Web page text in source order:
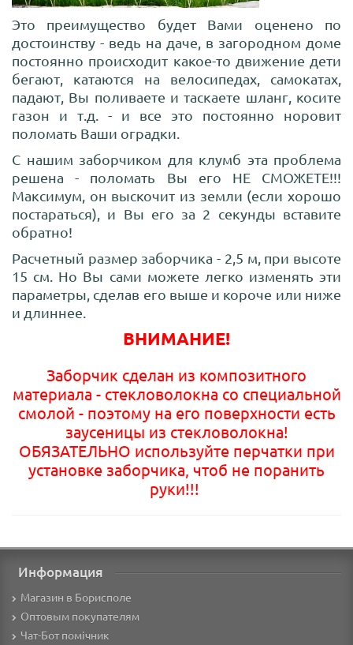
Это преимущество будет Вами оценено по
достоинству - ведь на даче, в загородном доме
постоянно происходит какое-то движение дети
бегают, катаются на велосипедах, самокатах,
падают, Вы поливаете и таскаете шланг, косите
газон и т.д. - и все это постоянно норовит
поломать Ваши оградки.
С нашим заборчиком для клумб эта проблема
решена - поломать Вы его НЕ СМОЖЕТЕ!!!
Максимум, он выскочит из земли (если хорошо
постараться), и Вы его за 2 секунды вставите
обратно!
Расчетный размер заборчика - 2,5 м, при высоте
15 см. Но Вы сами можете легко изменять эти
параметры, сделав его выше и короче или ниже
и длиннее.
ВНИМАНИЕ!
Заборчик сделан из композитного
материала - стекловолокна со специальной
смолой - поэтому на его поверхности есть
заусеницы из стекловолокна!
ОБЯЗАТЕЛЬНО используйте перчатки при
установке заборчика, чтоб не поранить
руки!!!
Информация
Магазин в Борисполе
Оптовым покупателям
Чат-Бот помічник